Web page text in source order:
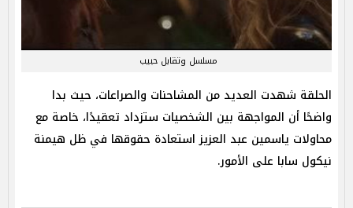
مسلسل وتقابل حبيب
الحلقة شهدت العديد من المشاحنات والصراعات، حيث بدا
واضحًا أن المواجهة بين الشخصيات ستزداد تعقيدًا، خاصة مع
محاولات ياسمين عبد العزيز استعادة حقوقها في ظل هيمنة
نيكول سابا على الأمور.